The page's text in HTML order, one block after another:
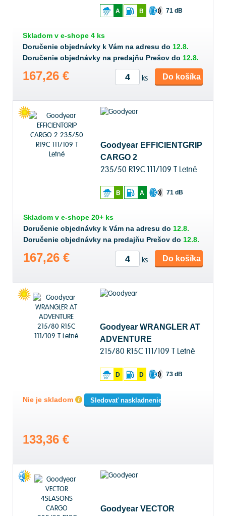
A B 71 dB
Skladom v e-shope 4 ks
Doručenie objednávky k Vám na adresu do 12.8.
Doručenie objednávky na predajňu Prešov do 12.8.
167,26 € ks Do košíka
Goodyear EFFICIENTGRIP
CARGO 2
235/50 R19C 111/109 T Letné
B A 71 dB
Skladom v e-shope 20+ ks
Doručenie objednávky k Vám na adresu do 12.8.
Doručenie objednávky na predajňu Prešov do 12.8.
167,26 € ks Do košíka
Goodyear WRANGLER AT
ADVENTURE
215/80 R15C 111/109 T Letné
D D 73 dB
Nie je skladom Sledovať naskladnenie
133,36 €
Goodyear VECTOR